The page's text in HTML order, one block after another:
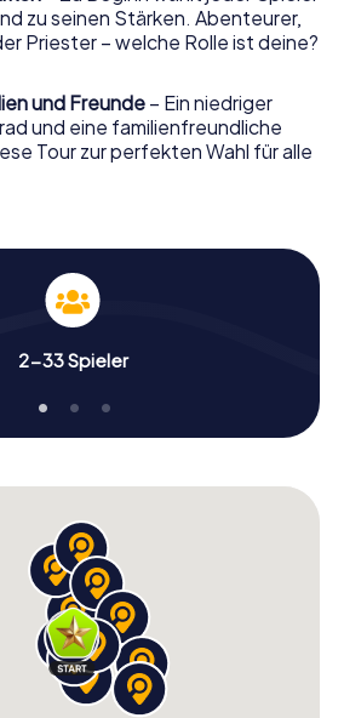
zu seinen Stärken. Abenteurer,
Priester – welche Rolle ist deine?
und Freunde – Ein niedriger
und eine familienfreundliche
Tour zur perfekten Wahl für alle
2-33 Spieler